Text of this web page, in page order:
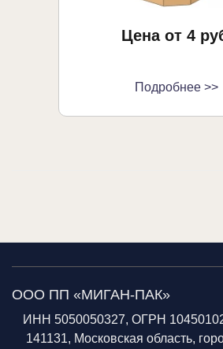
Цена от 4
Подробнее >>
ООО ПП «МИГАН-ПАК»
ИНН 5050050327, ОГРН
141131, Московская область,